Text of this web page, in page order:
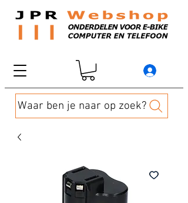
Waar ben je naar op zoek?